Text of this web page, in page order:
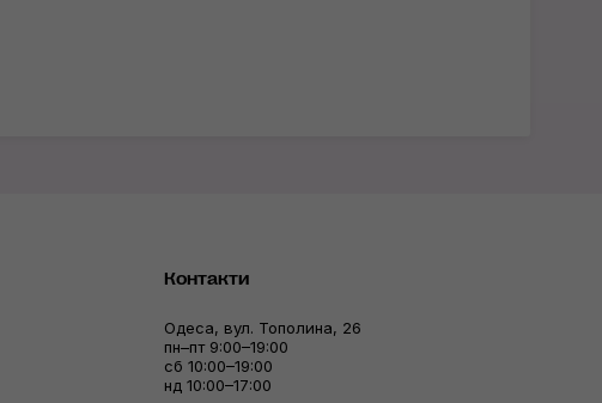
Контакти
Одеса, вул. Тополина, 26
пн–пт 9:00–19:00
сб 10:00–19:00
нд 10:00–17:00